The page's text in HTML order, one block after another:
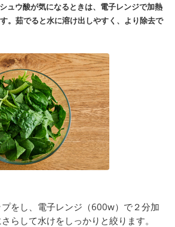
ュウ酸が気になるときは、電子レンジで加熱
。茹でると水に溶け出しやすく、より除去で
をし、電子レンジ（600w）で２分加
らして水けをしっかりと絞ります。